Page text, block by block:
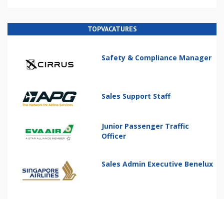
TOPVACATURES
Safety & Compliance Manager
Sales Support Staff
Junior Passenger Traffic
Officer
Sales Admin Executive Benelux